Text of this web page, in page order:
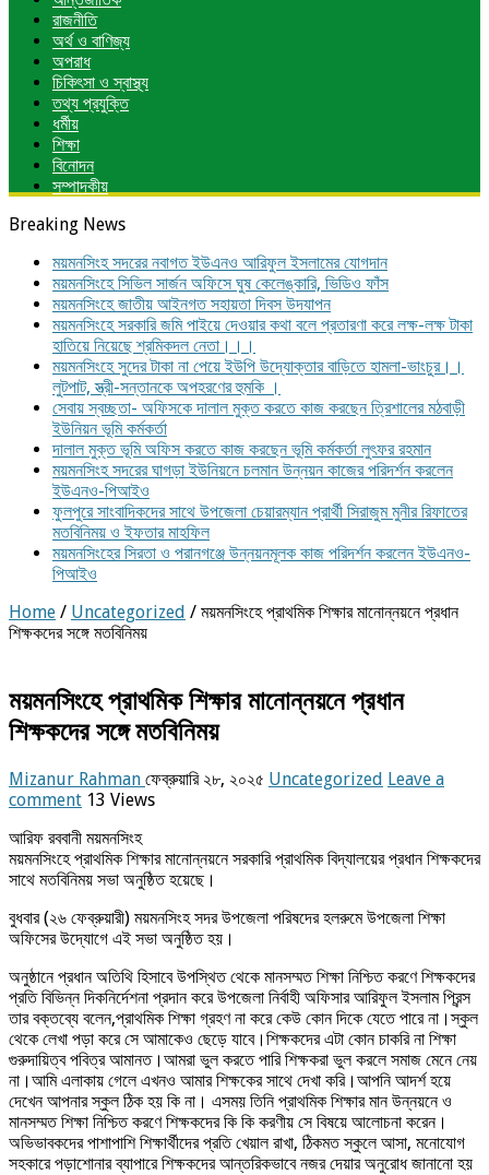
রাজনীতি
অর্থ ও বাণিজ্য
অপরাধ
চিকিৎসা ও স্বাস্থ্য
তথ্য প্রযুক্তি
ধর্মীয়
শিক্ষা
বিনোদন
সম্পাদকীয়
Breaking News
ময়মনসিংহ সদরের নবাগত ইউএনও আরিফুল ইসলামের যোগদান
ময়মনসিংহে সিভিল সার্জন অফিসে ঘুষ কেলেঙ্কারি, ভিডিও ফাঁস
ময়মনসিংহে জাতীয় আইনগত সহায়তা দিবস উদযাপন
ময়মনসিংহে সরকারি জমি পাইয়ে দেওয়ার কথা বলে প্রতারণা করে লক্ষ-লক্ষ টাকা
হাতিয়ে নিয়েছে শ্রমিকদল নেতা।।।
ময়মনসিংহে সুদের টাকা না পেয়ে ইউপি উদ্যোক্তার বাড়িতে হামলা-ভাংচুর।।
লুটপাট, স্ত্রী‌-সন্তানকে অপহরণের হুমকি ।
সেবায় স্বচ্ছতা- অফিসকে দালাল মুক্ত করতে কাজ করছেন ত্রিশালের মঠবাড়ী
ইউনিয়ন ভূমি কর্মকর্তা
দালাল মুক্ত ভূমি অফিস করতে কাজ করছেন ভূমি কর্মকর্তা লুৎফর রহমান
ময়মনসিংহ সদরের ঘাগড়া ইউনিয়নে চলমান উন্নয়ন কাজের পরিদর্শন করলেন
ইউএনও-পিআইও
ফুলপুরে সাংবাদিকদের সাথে উপজেলা চেয়ারম্যান প্রার্থী সিরাজুম মুনীর রিফাতের
মতবিনিময় ও ইফতার মাহফিল
ময়মনসিংহের সিরতা ও পরানগঞ্জে উন্নয়নমূলক কাজ পরিদর্শন করলেন ইউএনও-
পিআইও
Home / Uncategorized / ময়মনসিংহে প্রাথমিক শিক্ষার মানোন্নয়নে প্রধান
শিক্ষকদের সঙ্গে মতবিনিময়
ময়মনসিংহে প্রাথমিক শিক্ষার মানোন্নয়নে প্রধান
শিক্ষকদের সঙ্গে মতবিনিময়
Mizanur Rahman ফেব্রুয়ারি ২৮, ২০২৫ Uncategorized Leave a
comment 13 Views
আরিফ রববানী ময়মনসিংহ
ময়মনসিংহে প্রাথমিক শিক্ষার মানোন্নয়নে সরকারি প্রাথমিক বিদ্যালয়ের প্রধান শিক্ষকদের
সাথে মতবিনিময় সভা অনুষ্ঠিত হয়েছে।
বুধবার (২৬ ফেব্রুয়ারী) ময়মনসিংহ সদর উপজেলা পরিষদের হলরুমে উপজেলা শিক্ষা
অফিসের উদ্যোগে এই সভা অনুষ্ঠিত হয়।
অনুষ্ঠানে প্রধান অতিথি হিসাবে উপস্থিত থেকে মানসম্মত শিক্ষা নিশ্চিত করণে শিক্ষকদের
প্রতি বিভিন্ন দিকনির্দেশনা প্রদান করে উপজেলা নির্বাহী অফিসার আরিফুল ইসলাম প্রিন্স
তার বক্তব্যে বলেন,প্রাথমিক শিক্ষা গ্রহণ না করে কেউ কোন দিকে যেতে পারে না।স্কুল
থেকে লেখা পড়া করে সে আমাকেও ছেড়ে যাবে।শিক্ষকদের এটা কোন চাকরি না শিক্ষা
গুরুদায়িত্ব পবিত্র আমানত।আমরা ভুল করতে পারি শিক্ষকরা ভুল করলে সমাজ মেনে নেয়
না।আমি এলাকায় গেলে এখনও আমার শিক্ষকের সাথে দেখা করি।আপনি আদর্শ হয়ে
দেখেন আপনার স্কুল ঠিক হয় কি না। এসময় তিনি প্রাথমিক শিক্ষার মান উন্নয়নে ও
মানসম্মত শিক্ষা নিশ্চিত করণে শিক্ষকদের কি কি করণীয় সে বিষয়ে আলোচনা করেন।
অভিভাবকদের পাশাপাশি শিক্ষার্থীদের প্রতি খেয়াল রাখা, ঠিকমত স্কুলে আসা, মনোযোগ
সহকারে পড়াশোনার ব্যাপারে শিক্ষকদের আন্তরিকভাবে নজর দেয়ার অনুরোধ জানানো হয়